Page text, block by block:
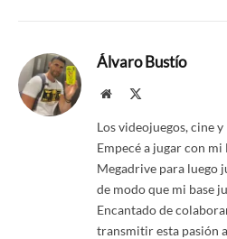
Álvaro Bustío
Website
Los videojuegos, cine
Empecé a jugar con mi
Megadrive para luego
de modo que mi base
Encantado de
transmitir esta pasión